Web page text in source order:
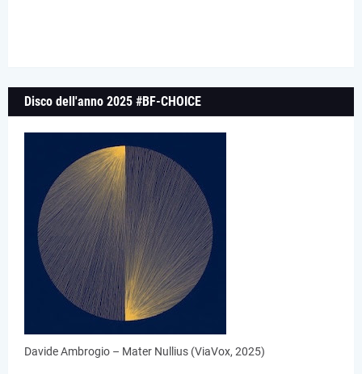
Disco dell'anno 2025 #BF-CHOICE
Davide Ambrogio – Mater Nullius (ViaVox, 2025)